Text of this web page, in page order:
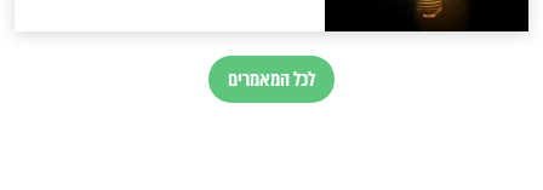
ההסכם החשאי של טראמפ
ואיראן: בלי שקיפות ועם הרבה